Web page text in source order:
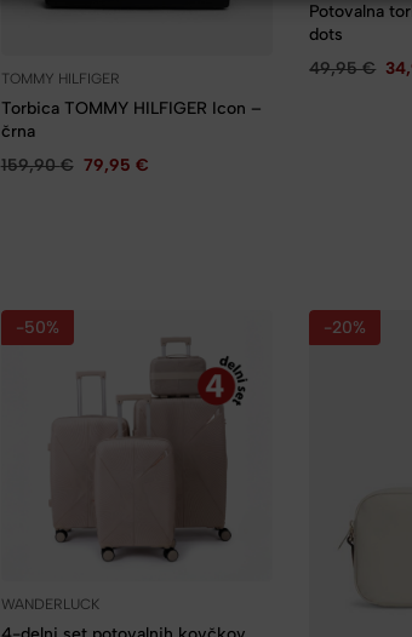
TOMMY HILFIGER
Torbica TOMMY HILFIGER Icon –
črna
159,90€ 79,95 €
Potovalna
dots
49,95€
-50%
WANDERLUCK
-20%